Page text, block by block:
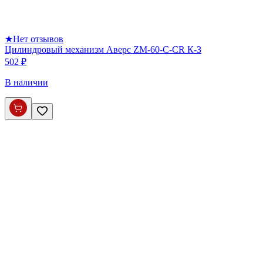
★Нет отзывов
Цилиндровый механизм Аверс ZM-60-C-CR К-З
502 ₽
В наличии